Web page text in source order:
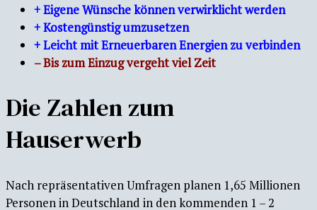
+ Eigene Wünsche können verwirklicht werden
+ Kostengünstig umzusetzen
+ Leicht mit Erneuerbaren Energien zu verbinden
– Bis zum Einzug vergeht viel Zeit
Die Zahlen zum
Hauserwerb
Nach repräsentativen Umfragen planen 1,65 Millionen
Personen in Deutschland in den kommenden 1 – 2